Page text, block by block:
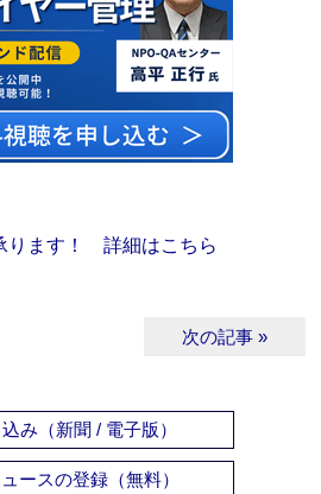
ります！ 詳細はこちら
次の記事 »
み（新聞 / 電子版）
ースの登録（無料）